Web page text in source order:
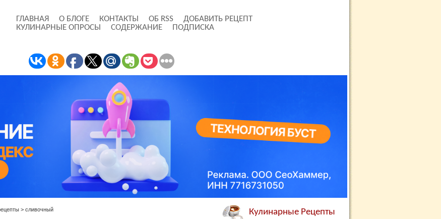
ГЛАВНАЯ О БЛОГЕ КОНТАКТЫ ОБ RSS
ДОБАВИТЬ РЕЦЕПТ
КУЛИНАРНЫЕ ОПРОСЫ
СОДЕРЖАНИЕ ПОДПИСКА
> сливочный Кулинарные Рецепты